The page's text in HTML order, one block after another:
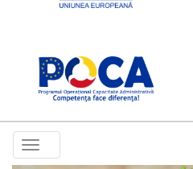
Toggle
navigation